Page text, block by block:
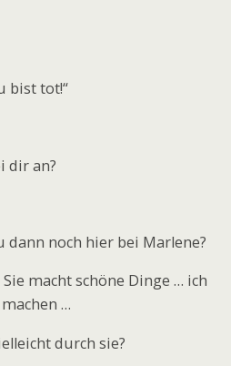
bist tot!“
dir an?
dann noch hier bei Marlene?
macht schöne Dinge … ich
…
durch sie?